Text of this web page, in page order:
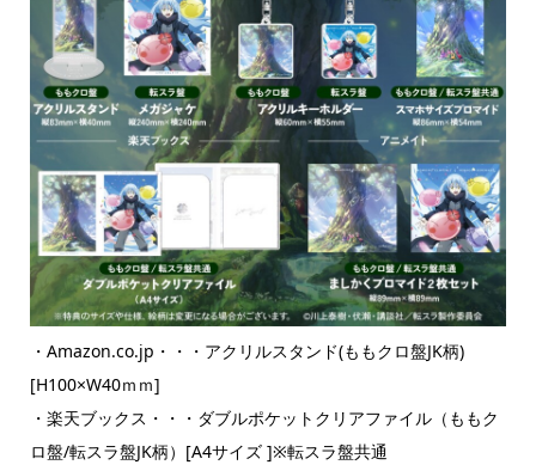
・Amazon.co.jp・・・アクリルスタンド(ももクロ盤JK柄)
[H100×W40ｍｍ]
・楽天ブックス・・・ダブルポケットクリアファイル（ももク
ロ盤/転スラ盤JK柄）[A4サイズ ]※転スラ盤共通